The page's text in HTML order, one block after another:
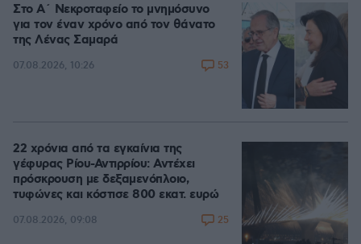
Στο Α΄ Νεκροταφείο το μνημόσυνο
για τον έναν χρόνο από τον θάνατο
της Λένας Σαμαρά
07.08.2026, 10:26 53
22 χρόνια από τα εγκαίνια της
γέφυρας Ρίου-Αντιρρίου: Αντέχει
πρόσκρουση με δεξαμενόπλοιο,
τυφώνες και κόστισε 800 εκατ. ευρώ
07.08.2026, 09:08 25